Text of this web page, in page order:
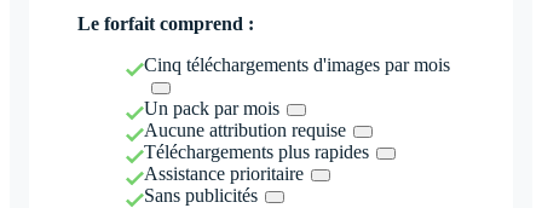
Le forfait comprend :
Cinq téléchargements d'images par mois
Un pack par mois
Aucune attribution requise
Téléchargements plus rapides
Assistance prioritaire
Sans publicités